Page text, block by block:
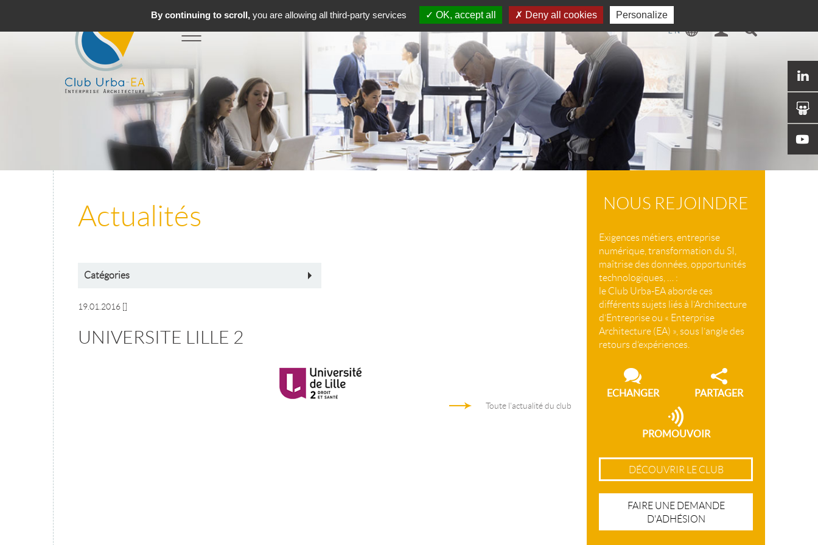
Toggle
navigation
Actualités
Catégories
19.01.2016 []
UNIVERSITE LILLE 2
Toute l'actualité du club
NOUS REJOINDRE
Exigences métiers, entreprise
numérique, transformation du SI,
maîtrise des données, opportunités
technologiques, … :
le Club Urba-EA aborde ces
différents sujets liés à l’Architecture
d’Entreprise ou « Enterprise
Architecture (EA) », sous l’angle des
retours d’expériences.
ECHANGER PARTAGER
PROMOUVOIR
DÉCOUVRIR LE CLUB
FAIRE UNE DEMANDE
D'ADHÉSION
By continuing to scroll,you are allowing all third-party services OK, accept all Deny all cookies Personalize